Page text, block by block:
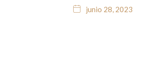
junio 28, 2023